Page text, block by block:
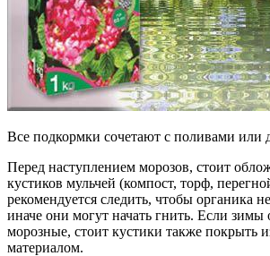
Все подкормки сочетают с поливами или
Перед наступлением морозов, стоит
кустиков мульчей (компост, торф,
рекомендуется следить, чтобы органика
иначе они могут начать гнить. Если зимы
морозные, стоит кустики также покрыть
материалом.